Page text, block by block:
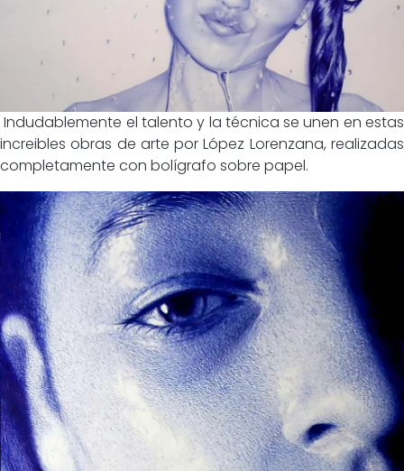
Indudablemente el talento y la técnica se unen en estas
increibles obras de arte por López Lorenzana, realizadas
completamente con bolígrafo sobre papel.